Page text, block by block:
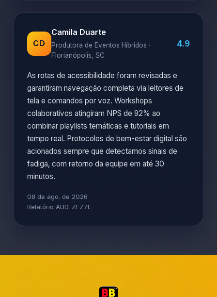
CD
Camila Duarte
Produtora de Eventos Híbridos ·
Florianópolis, SC
4.9
As rotas de acessibilidade foram revisadas e
garantiram navegação completa via leitores de
tela e comandos por voz. Workshops
colaborativos atingiram NPS de 92% ao
combinar playlists temáticas e tutoriais em
tempo real. Protocolos de bem-estar digital são
acionados sempre que detectamos sinais de
fadiga, com retorno da equipe em até 30
minutos.
08 de ago. de 2026
Relatório AUD-ZFZ7E